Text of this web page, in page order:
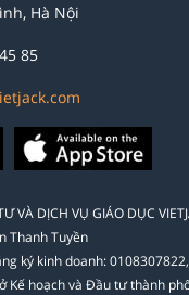
Hà Nội
85
VÀ DỊCH VỤ GIÁO DỤC
Thanh Tuyền
ký kinh doanh:
Kế hoạch và Đầu tư thành